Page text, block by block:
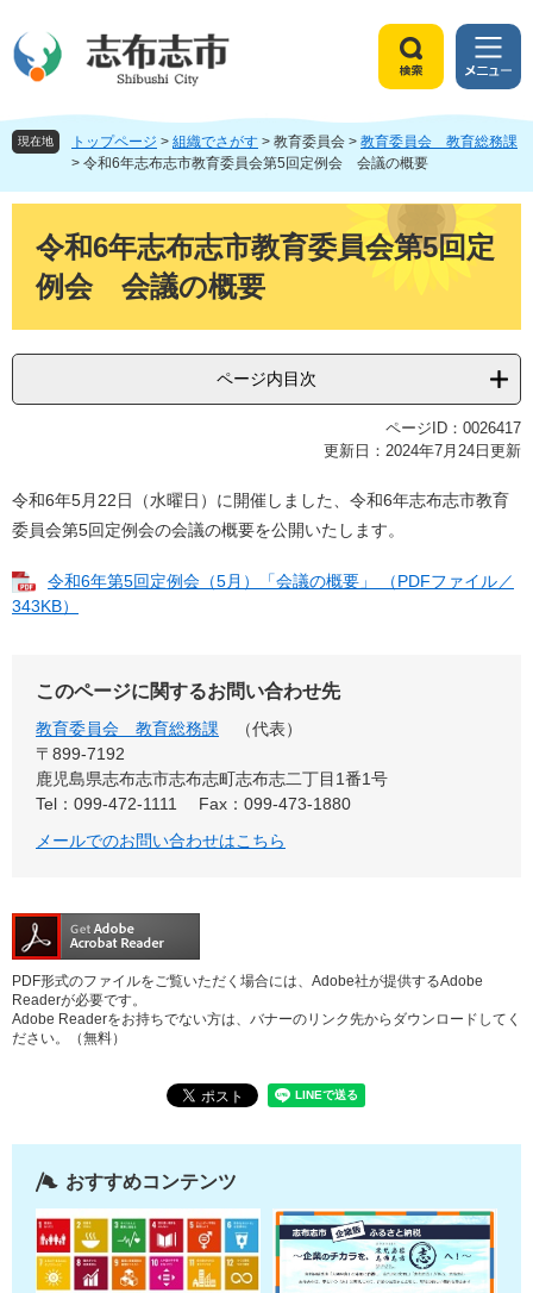
ジ
頭
ュ
飛
索
メ
ニ
ュ
ー
現在地 トップページ > 組織でさがす > 教育委員会 > 教育委員会 教育総務課
> 令和6年志布志市教育委員会第5回定例会 会議の概要
令和6年志布志市教育委員会第5回定
例会 会議の概要
ページ内目次
ページID：0026417
更新日：2024年7月24日更新
令和6年5月22日（水曜日）に開催しました、令和6年志布志市教育
委員会第5回定例会の会議の概要を公開いたします。
令和6年第5回定例会（5月）「会議の概要」 （PDFファイル／
343KB）
このページに関するお問い合わせ先
教育委員会 教育総務課
代表
〒899-7192
鹿児島県志布志市志布志町志布志二丁目1番1号
Tel：099-472-1111
Fax：099-473-1880
メールでのお問い合わせはこちら
PDF形式のファイルをご覧いただく場合には、Adobe社が提供するAdobe
Readerが必要です。
Adobe Readerをお持ちでない方は、バナーのリンク先からダウンロードしてく
ださい。（無料）
おすすめコンテンツ